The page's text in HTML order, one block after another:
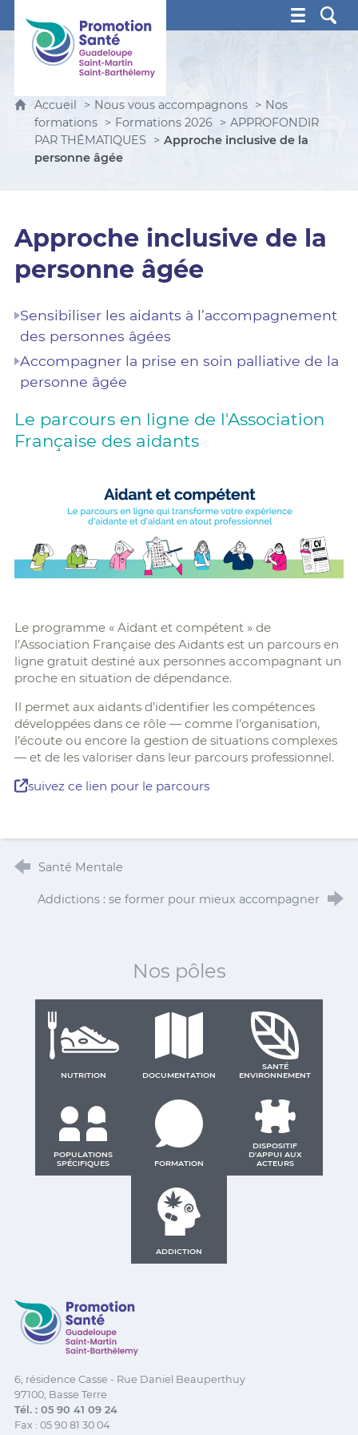
Promotion Santé Guadeloupe, Saint-Martin, Saint
Accueil Nous vous accompagnons
Nos
formations
Formations 2026
APPROFONDIR
PAR THÉMATIQUES
Approche inclusive de la
personne âgée
Approche inclusive de la
personne âgée
Sensibiliser les aidants à l’accompagnement
des personnes âgées
Accompagner la prise en soin palliative de la
personne âgée
Le parcours en ligne de l'Association
Française des aidants
Le programme « Aidant et compétent » de
l’Association Française des Aidants est un parcours en
ligne gratuit destiné aux personnes accompagnant un
proche en situation de dépendance.
Il permet aux aidants d’identifier les compétences
développées dans ce rôle — comme l’organisation,
l’écoute ou encore la gestion de situations complexes
— et de les valoriser dans leur parcours professionnel.
suivez ce lien pour le parcours
Santé Mentale
Addictions : se former pour mieux accompagner
Nos pôles
NUTRITION DOCUMENTATION
SANTÉ
ENVIRONNEMENT
POPULATIONS
SPÉCIFIQUES
FORMATION
DISPOSITIF
D'APPUI AUX
ACTEURS
ADDICTION
Promotion Santé Guadeloupe, Saint-Martin, Saint
6, résidence Casse - Rue Daniel Beauperthuy
97100, Basse Terre
Tél. : 05 90 41 09 24
Fax : 05 90 81 30 04